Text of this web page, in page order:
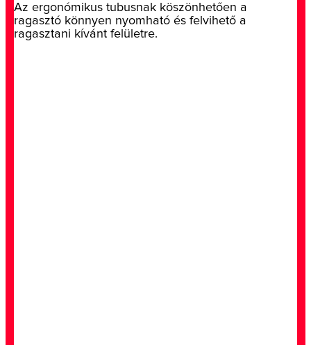
Az ergonómikus tubusnak köszönhetően a
ragasztó könnyen nyomható és felvihető a
ragasztani kívánt felületre.